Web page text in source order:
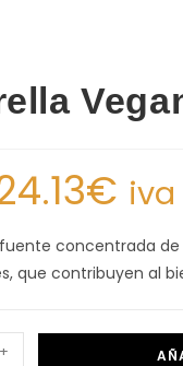
€
concentrada
que contribuyen al
+